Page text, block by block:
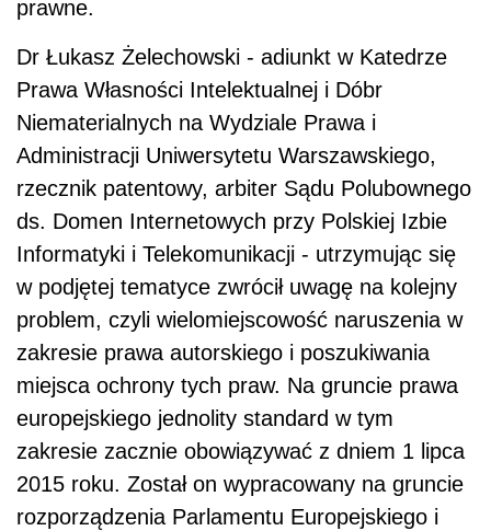
prawne.
Dr Łukasz Żelechowski - adiunkt w Katedrze
Prawa Własności Intelektualnej i Dóbr
Niematerialnych na Wydziale Prawa i
Administracji Uniwersytetu Warszawskiego,
rzecznik patentowy, arbiter Sądu Polubownego
ds. Domen Internetowych przy Polskiej Izbie
Informatyki i Telekomunikacji - utrzymując się
w podjętej tematyce zwrócił uwagę na kolejny
problem, czyli wielomiejscowość naruszenia w
zakresie prawa autorskiego i poszukiwania
miejsca ochrony tych praw. Na gruncie prawa
europejskiego jednolity standard w tym
zakresie zacznie obowiązywać z dniem 1 lipca
2015 roku. Został on wypracowany na gruncie
rozporządzenia Parlamentu Europejskiego i